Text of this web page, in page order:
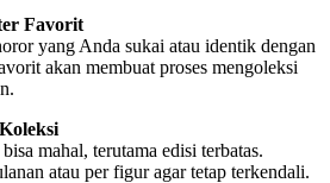
Favorit
yang Anda sukai atau identik dengan
akan membuat proses mengoleksi
mahal, terutama edisi terbatas.
atau per figur agar tetap terkendali.